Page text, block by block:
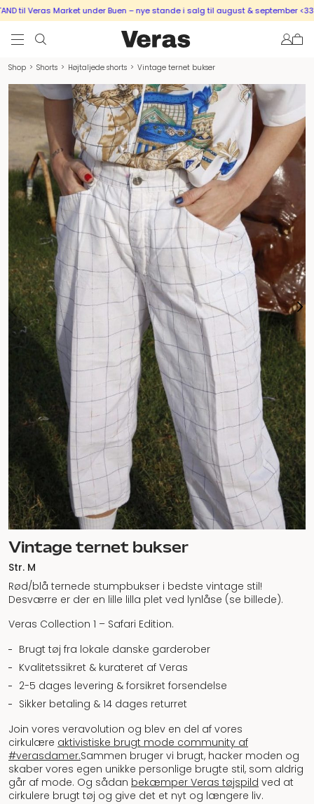
til Veras Market under Buen – nye stande i salg til august & september <333
Shop > Shorts > Højtaljede shorts > Vintage ternet bukser
Vintage ternet bukser
Str. M
Rød/blå ternede stumpbukser i bedste vintage stil!
Desværre er der en lille lilla plet ved lynlåse (se billede).
Veras Collection 1 – Safari Edition.
Brugt tøj fra lokale danske garderober
Kvalitetssikret & kurateret af Veras
2-5 dages levering & forsikret forsendelse
Sikker betaling & 14 dages returret
Join vores veravolution og blev en del af vores
cirkulære aktivistiske brugt mode community af
#verasdamer.Sammen bruger vi brugt, hacker moden og
skaber vores egen unikke personlige brugte stil, som aldrig
går af mode. Og sådan bekæmper Veras tøjspild ved at
cirkulere brugt tøj og give det et nyt og længere liv.